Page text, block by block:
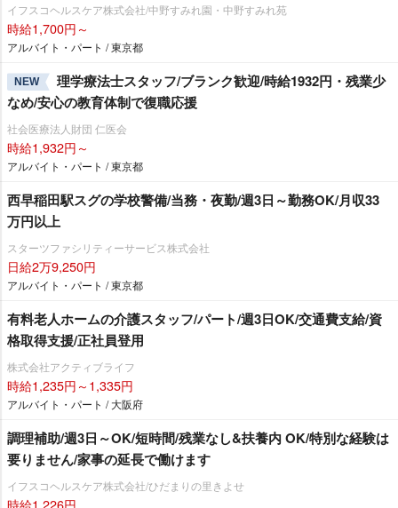
イフスコヘルスケア株式会社/中野すみれ園・中野すみれ苑
時給1,700円～
アルバイト・パート / 東京都
NEW
理学療法士スタッフ/ブランク歓迎/時給1932円・残業少
なめ/安心の教育体制で復職応援
社会医療法人財団 仁医会
時給1,932円～
アルバイト・パート / 東京都
西早稲田駅スグの学校警備/当務・夜勤/週3日～勤務OK/月収33
万円以上
スターツファシリティーサービス株式会社
日給2万9,250円
アルバイト・パート / 東京都
有料老人ホームの介護スタッフ/パート/週3日OK/交通費支給/資
格取得支援/正社員登用
株式会社アクティブライフ
時給1,235円～1,335円
アルバイト・パート / 大阪府
調理補助/週3日～OK/短時間/残業なし&扶養内 OK/特別な経験は
要りません/家事の延長で働けます
イフスコヘルスケア株式会社/ひだまりの里きよせ
時給1,226円